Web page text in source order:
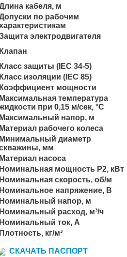
кабеля, м
по рабочим
электродвигателя
защиты (IEC 34-5)
изоляции (IEC 85)
мощности
температура
при 0,15 м/сек, °C
напор, м
рабочего колеса
диаметр
мм
насоса
мощность P2, кВт
скорость, об/м
напряжение, В
напор, м
расход, м³/ч
ток, А
кг/м³
СКАЧАТЬ ПАСПОРТ